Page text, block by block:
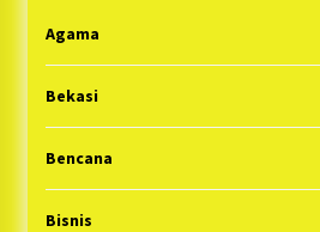
Agama
Bekasi
Bencana
Bisnis